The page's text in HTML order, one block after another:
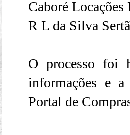
Caboré
R L da Silva
O processo foi
informações e a
Portal de